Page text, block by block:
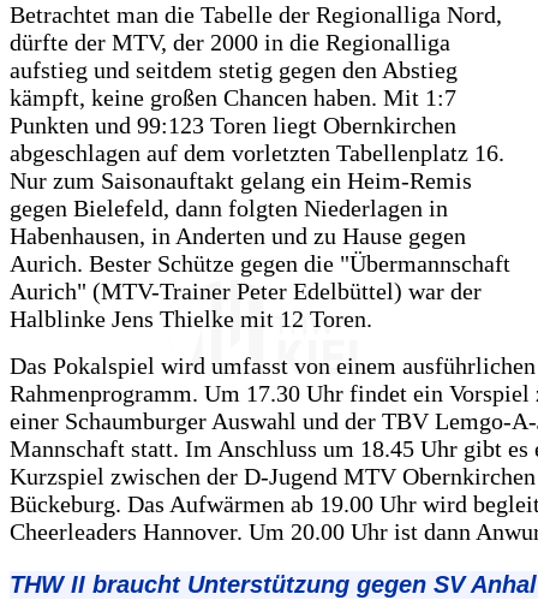
Betrachtet man die Tabelle der Regionalliga Nord,
dürfte der MTV, der 2000 in die Regionalliga
aufstieg und seitdem stetig gegen den Abstieg
kämpft, keine großen Chancen haben. Mit 1:7
Punkten und 99:123 Toren liegt Obernkirchen
abgeschlagen auf dem vorletzten Tabellenplatz 16.
Nur zum Saisonauftakt gelang ein Heim-Remis
gegen Bielefeld, dann folgten Niederlagen in
Habenhausen, in Anderten und zu Hause gegen
Aurich. Bester Schütze gegen die "Übermannschaft
Aurich" (MTV-Trainer Peter Edelbüttel) war der
Halblinke Jens Thielke mit 12 Toren.
Das Pokalspiel wird umfasst von einem ausführlichen
Rahmenprogramm. Um 17.30 Uhr findet ein Vorspiel
einer Schaumburger Auswahl und der TBV Lemgo-
Mannschaft statt. Im Anschluss um 18.45 Uhr gibt es
Kurzspiel zwischen der D-Jugend MTV
Bückeburg. Das Aufwärmen ab 19.00 Uhr wird
Cheerleaders Hannover. Um 20.00 Uhr ist dann
THW II braucht Unterstützung gegen SV